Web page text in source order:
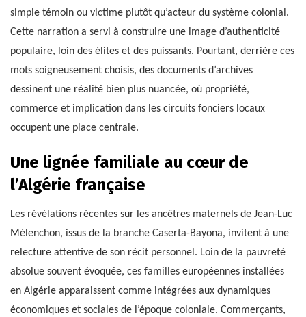
simple témoin ou victime plutôt qu’acteur du système colonial.
Cette narration a servi à construire une image d’authenticité
populaire, loin des élites et des puissants. Pourtant, derrière ces
mots soigneusement choisis, des documents d’archives
dessinent une réalité bien plus nuancée, où propriété,
commerce et implication dans les circuits fonciers locaux
occupent une place centrale.
Une lignée familiale au cœur de
l’Algérie française
Les révélations récentes sur les ancêtres maternels de Jean-Luc
Mélenchon, issus de la branche Caserta-Bayona, invitent à une
relecture attentive de son récit personnel. Loin de la pauvreté
absolue souvent évoquée, ces familles européennes installées
en Algérie apparaissent comme intégrées aux dynamiques
économiques et sociales de l’époque coloniale. Commerçants,